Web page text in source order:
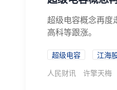
超级电容概念再度
高科等跟涨。
超级电容 江海
人民财讯
许擎天梅